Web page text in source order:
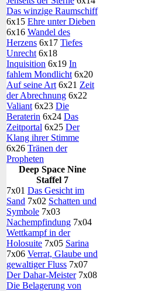
Das winzige Raumschiff
6x15 Ehre unter Dieben
6x16 Wandel des
Herzens 6x17 Tiefes
Unrecht 6x18
Inquisition 6x19 In
fahlem Mondlicht 6x20
Auf seine Art 6x21 Zeit
der Abrechnung 6x22
Valiant 6x23 Die
Beraterin 6x24 Das
Zeitportal 6x25 Der
Klang ihrer Stimme
6x26 Tränen der
Propheten
Deep Space Nine
Staffel 7
7x01 Das Gesicht im
Sand 7x02 Schatten und
Symbole 7x03
Nachempfindung 7x04
Wettkampf in der
Holosuite 7x05 Sarina
7x06 Verrat, Glaube und
gewaltiger Fluss 7x07
Der Dahar-Meister7x08
Die Belagerung von